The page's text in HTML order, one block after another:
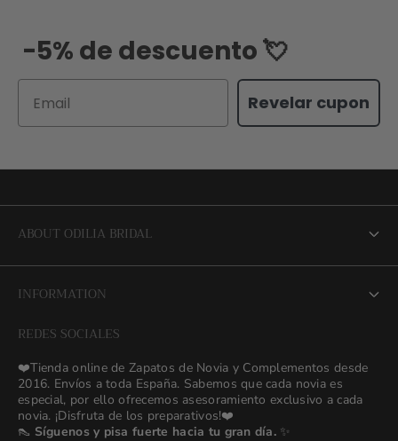
-5% de descuento 💘
Revelar cupon
REDES SOCIALES
❤️Tienda online de Zapatos de Novia y Complementos desde
2016. Envíos a toda España. Sabemos que cada novia es
especial, por ello ofrecemos asesoramiento exclusivo a cada
novia. ¡Disfruta de los preparativos!❤️
👠 Síguenos y pisa fuerte hacia tu gran día. ✨
ABOUT ODILIA BRIDAL
Search
contact us
INFORMATION
⭐ Opiniones de Nuestras Novias 👰🏻
💒 Novias Reales 💍✨
🚚 Envío y Cambios